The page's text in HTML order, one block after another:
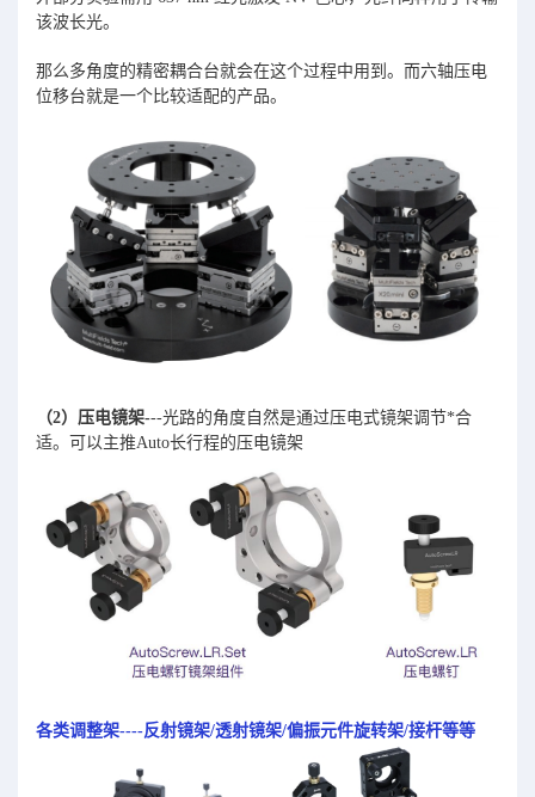
该波长光。
那么多角度的精密耦合台就会在这个过程中用到。而六轴压电
位移台就是一个比较适配的产品。
（2）压电镜架---光路的角度自然是通过压电式镜架调节*合
适。可以主推Auto长行程的压电镜架
各类调整架----反射镜架/透射镜架/偏振元件旋转架/接杆等等